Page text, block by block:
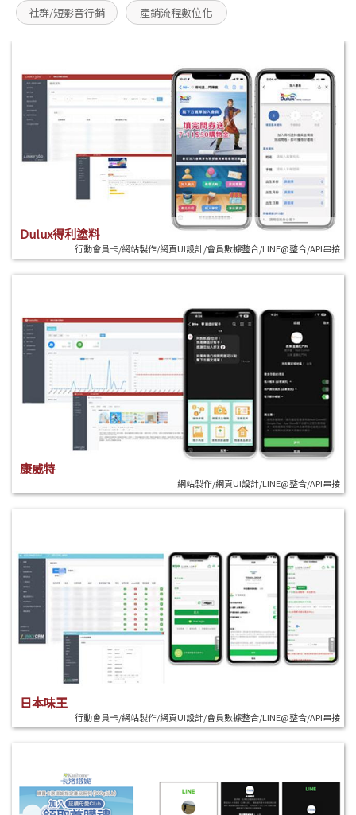
社群/短影音行銷 產銷流程數位化
Dulux得利塗料
行動會員卡/網站製作/網頁UI設計/會員數據整合/LINE@整合/API串接
康威特
網站製作/網頁UI設計/LINE@整合/API串接
日本味王
行動會員卡/網站製作/網頁UI設計/會員數據整合/LINE@整合/API串接